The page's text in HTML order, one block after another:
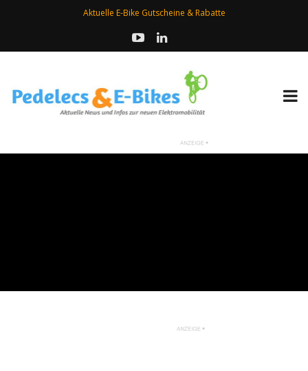
Aktuelle E-Bike Gutscheine & Rabatte